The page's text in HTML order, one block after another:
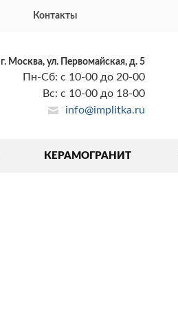
Контакты
г. Москва, ул. Первомайская, д. 5
Пн-Сб: с 10-00 до 20-00
Вс: с 10-00 до 18-00
info@implitka.ru
КЕРАМОГРАНИТ